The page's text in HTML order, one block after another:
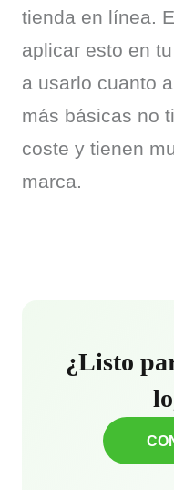
tienda en línea.
aplicar esto en
a usarlo cuanto
más básicas no
coste y tienen
marca.
¿Listo